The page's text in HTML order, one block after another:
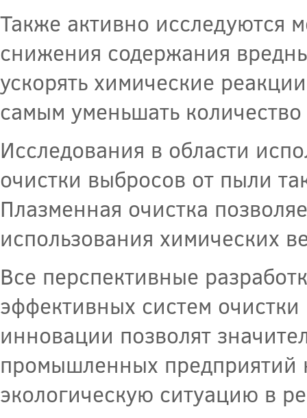
Также активно исследуются
снижения содержания
ускорять химические
самым уменьшать
Исследования в области
очистки выбросов от пыли
Плазменная очистка
использования химических
Все перспективные
эффективных систем
инновации позволят
промышленных
экологическую ситуацию в